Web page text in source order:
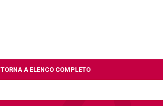
TORNA A ELENCO COMPLETO